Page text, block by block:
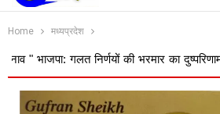
Home मध्यप्रदेश
गलत निर्णयों की भरमार का दुष्परिणाम